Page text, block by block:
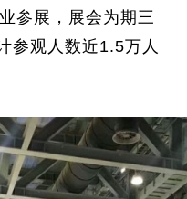
参展，展会为期三
参观人数近1.5万人